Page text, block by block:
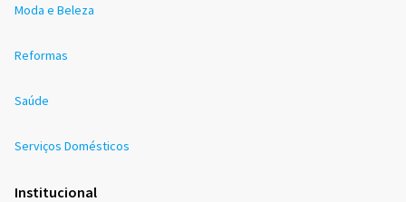
Moda e Beleza
Reformas
Saúde
Serviços Domésticos
Institucional